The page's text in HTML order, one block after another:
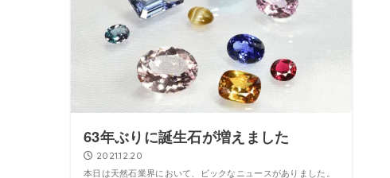
63年ぶりに誕生石が増えました
2021.12.20
本日は天然石業界において、ビックなニュースがありました。